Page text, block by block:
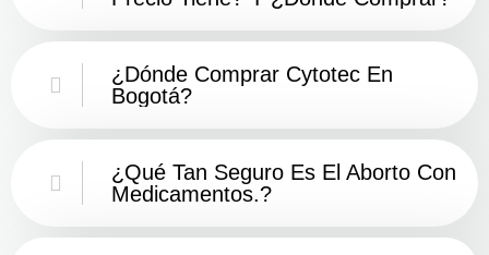
¿Dónde Comprar Cytotec En
Bogotá?
¿Qué Tan Seguro Es El Aborto Con
Medicamentos.?